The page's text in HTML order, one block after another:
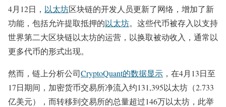
4月12日， 以太坊区块链的开发人员更新了网络，增加了新
功能，包括允许提取抵押的以太坊。这些代币被存入以支持
世界第二大区块链以太坊的运营，以换取被动收入，通常以
更多代币的形式出现。
然而，链上分析公司CryptoQuant的数据显示 ，在4月13日至
17日期间，加密货币交易所净流入约131,395以太坊（2.733
亿美元），而转移到交易所的总量超过146万以太坊，此举